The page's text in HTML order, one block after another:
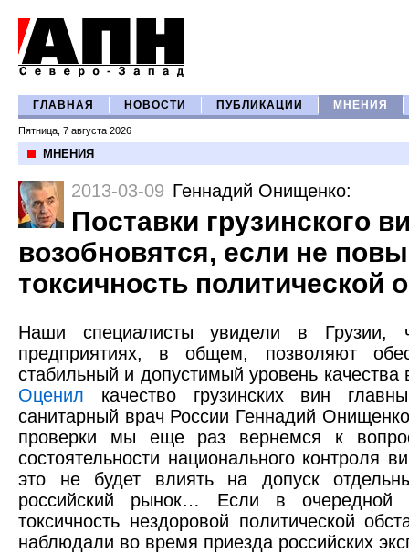
ГЛАВНАЯ НОВОСТИ ПУБЛИКАЦИИ МНЕНИЯ
Пятница, 7 августа 2026
МНЕНИЯ
2013-03-09 Геннадий Онищенко:
Поставки грузинского
возобновятся, если не
токсичность политической
Наши специалисты увидели в Грузии,
предприятиях, в общем, позволяют
стабильный и допустимый уровень качества
Оценил качество грузинских вин
санитарный врач России Геннадий
проверки мы еще раз вернемся к
состоятельности национального контроля
это не будет влиять на допуск
российский рынок… Если в очередной
токсичность нездоровой политической
наблюдали во время приезда российских